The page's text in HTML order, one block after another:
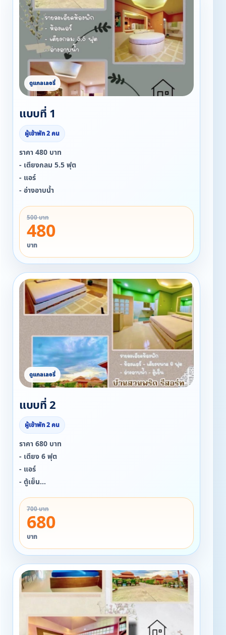
แบบที่ 1
ผู้เข้าพัก 2 คน
ราคา 480 บาท
- เตียงกลม 5.5 ฟุต
- แอร์
- อ่างอาบน้ำ
500 บาท
480
บาท
แบบที่ 2
ผู้เข้าพัก 2 คน
ราคา 680 บาท
- เตียง 6 ฟุต
- แอร์
- ตู้เย็น
700 บาท
680
บาท